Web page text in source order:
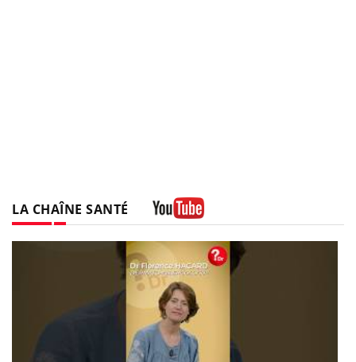
LA CHAÎNE SANTÉ